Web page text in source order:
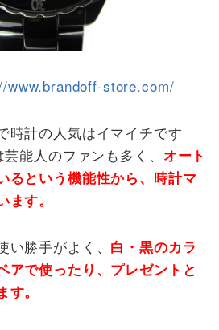
www.brandoff-store.com/
時計の人気はイマイチです
能人のファンも多く、 オート
るという機能性から、時計マ
す。
勝手がよく、 白・黒のカラ
アで使ったり、プレゼントと
。